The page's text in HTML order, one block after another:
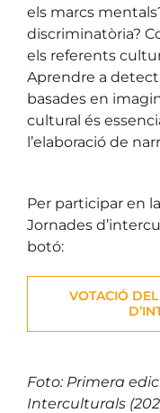
els marcs
discriminatòria?
els referents
Aprendre a
basades en
cultural és
l’elaboració de
Per participar en la
Jornades
botó:
VOTACIÓ
Foto: Primera
Interculturals